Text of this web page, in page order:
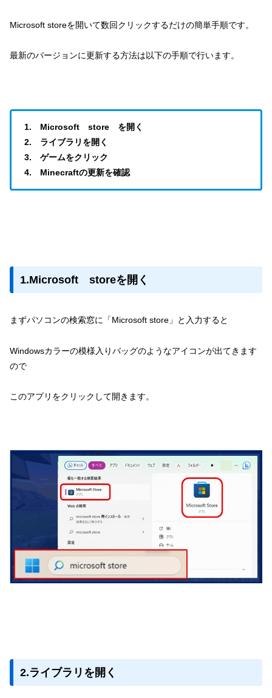
Microsoft storeを開いて数回クリックするだけの簡単手順です。
最新のバージョンに更新する方法は以下の手順で行います。
1. Microsoft store を開く
2. ライブラリを開く
3. ゲームをクリック
4. Minecraftの更新を確認
1.Microsoft storeを開く
まずパソコンの検索窓に「Microsoft store」と入力すると
Windowsカラーの模様入りバッグのようなアイコンが出てきます
ので
このアプリをクリックして開きます。
2.ライブラリを開く